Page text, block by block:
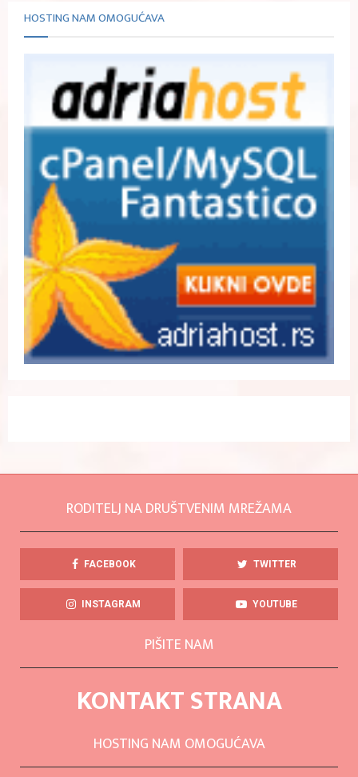
HOSTING NAM OMOGUĆAVA
RODITELJ NA DRUŠTVENIM MREŽAMA
FACEBOOK TWITTER
INSTAGRAM YOUTUBE
PIŠITE NAM
KONTAKT STRANA
HOSTING NAM OMOGUĆAVA